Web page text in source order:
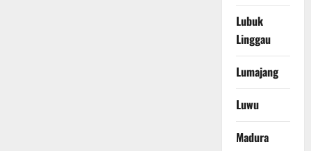
Lubuk
Linggau
Lumajang
Luwu
Madura